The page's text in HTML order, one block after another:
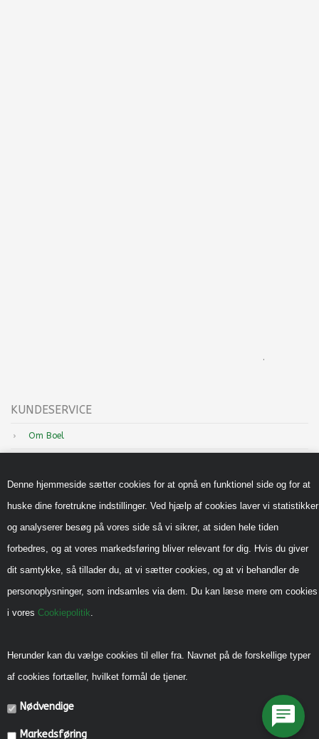
Denne hjemmeside sætter cookies for at opnå en funktionel side og for at
huske dine foretrukne indstillinger. Ved hjælp af cookies laver vi statistikker
og analyserer besøg på vores side så vi sikrer, at siden hele tiden
forbedres, og at vores markedsføring bliver relevant for dig. Hvis du giver
dit samtykke, så tillader du, at vi sætter cookies, og at vi behandler de
personoplysninger, som indsamles via dem. Du kan læse mere om cookies
i vores Cookiepolitik.
Herunder kan du vælge cookies til eller fra. Navnet på de forskellige typer
af cookies fortæller, hvilket formål de tjener.
Nødvendige
Markedsføring
.
KUNDESERVICE
Om Boel
Inspiration
Sådan handler du hos os
Cookiepolitik
Privatlivspolitik
Reklamebeskyttet (CVR)